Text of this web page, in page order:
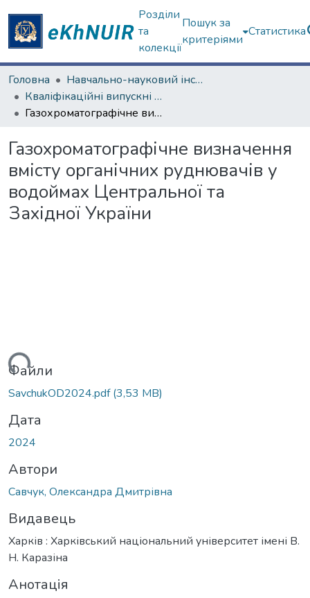
Розділи
та
колекції
Пошук за
критеріями
Статистика
Головна
Навчально-науковий інститут Хімії
Кваліфікаційні випускні роботи магістрів. Навчально-науковий інститут Хімії
Газохроматографічне визначення вмісту органічних руднювачів у водоймах Центральної та Західної України
Газохроматографічне визначення
вмісту органічних руднювачів у
водоймах Центральної та
Західної України
Файли
SavchukOD2024.pdf(3,53 MB)
Дата
2024
Автори
Савчук, Олександра Дмитрівна
Видавець
Харків : Харківський національний університет імені В.
Н. Каразіна
Анотація